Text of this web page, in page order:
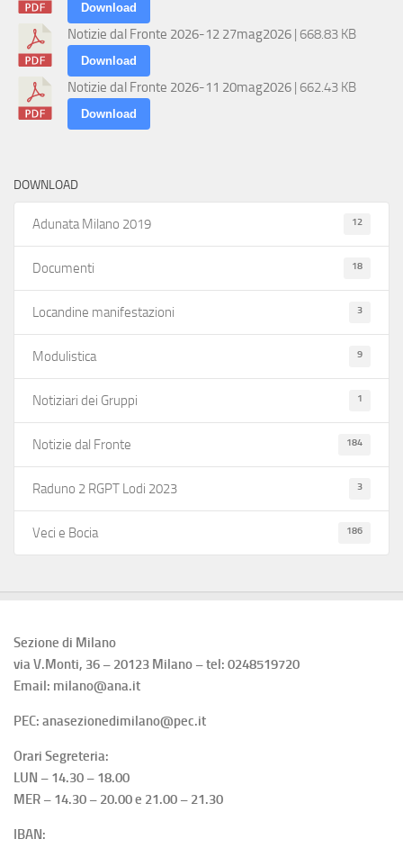
Download
Notizie dal Fronte 2026-12 27mag2026 | 668.83 KB
Download
Notizie dal Fronte 2026-11 20mag2026 | 662.43 KB
Download
DOWNLOAD
Adunata Milano 2019 12
Documenti 18
Locandine manifestazioni 3
Modulistica 9
Notiziari dei Gruppi 1
Notizie dal Fronte 184
Raduno 2 RGPT Lodi 2023 3
Veci e Bocia 186
Sezione di Milano
via V.Monti, 36 – 20123 Milano – tel: 0248519720
Email: milano@ana.it
PEC: anasezionedimilano@pec.it
Orari Segreteria:
LUN – 14.30 – 18.00
MER – 14.30 – 20.00 e 21.00 – 21.30
IBAN: